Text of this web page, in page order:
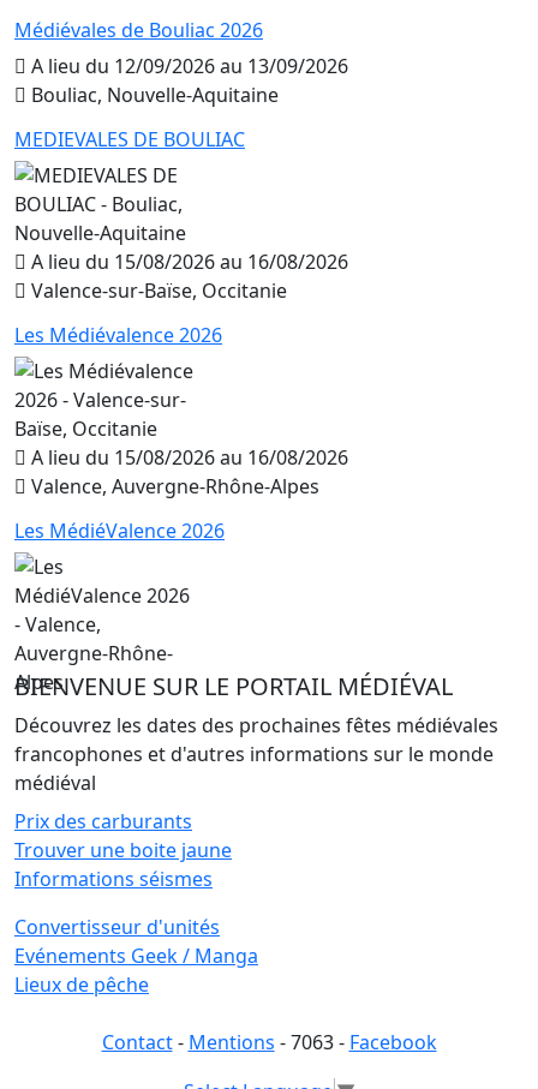
Médiévales de Bouliac 2026
A lieu du 12/09/2026 au 13/09/2026
Bouliac, Nouvelle-Aquitaine
MEDIEVALES DE BOULIAC
A lieu du 15/08/2026 au 16/08/2026
Valence-sur-Baïse, Occitanie
Les Médiévalence 2026
A lieu du 15/08/2026 au 16/08/2026
Valence, Auvergne-Rhône-Alpes
Les MédiéValence 2026
BIENVENUE SUR LE PORTAIL MÉDIÉVAL
Découvrez les dates des prochaines fêtes médiévales
francophones et d'autres informations sur le monde
médiéval
Prix des carburants
Trouver une boite jaune
Informations séismes
Convertisseur d'unités
Evénements Geek / Manga
Lieux de pêche
Contact- Mentions - 7063 - Facebook